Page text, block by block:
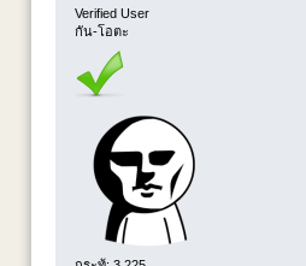
Verified User
กัน-โอตะ